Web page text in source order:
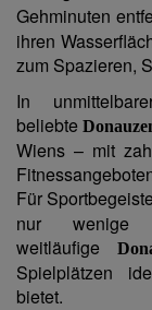
Gehminuten
ihren
zum Spazieren,
In
beliebte
Wiens – mit
Für
nur wenige
weitläufige
Spielplätzen
bietet.